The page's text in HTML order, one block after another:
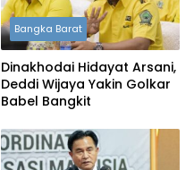
Bangka Barat
Dinakhodai Hidayat Arsani,
Deddi Wijaya Yakin Golkar
Babel Bangkit